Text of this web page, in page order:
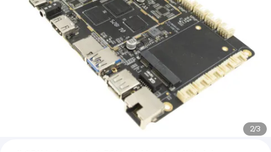
2/3